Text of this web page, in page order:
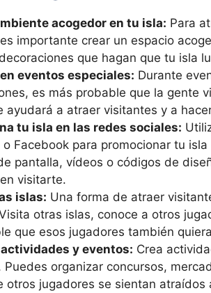
acogedor en tu isla: ​Para
importante crear un‍ espacio
que hagan​ que tu isla
eventos ‍especiales: Durante
es más probable que ⁢la gente
ayudará ‌a ‌atraer visitantes y a
tu isla en ‌las redes sociales:
o Facebook para promocionar tu
pantalla, vídeos o​ códigos de
visitarte.
islas: Una forma de atraer
otras islas,‍ conoce a‍ otros
‍que esos jugadores también
y eventos: ‍Crea
Puedes organizar⁤ concursos,
otros ‍jugadores se sientan atraídos